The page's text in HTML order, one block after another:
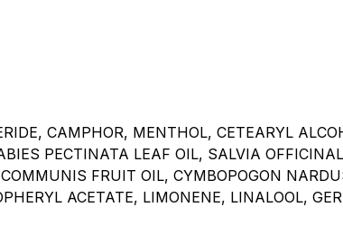
CAMPHOR, MENTHOL, CETEARYL
PECTINATA LEAF OIL, SALVIA
FRUIT OIL, CYMBOPOGON
ACETATE, LIMONENE, LINALOOL,